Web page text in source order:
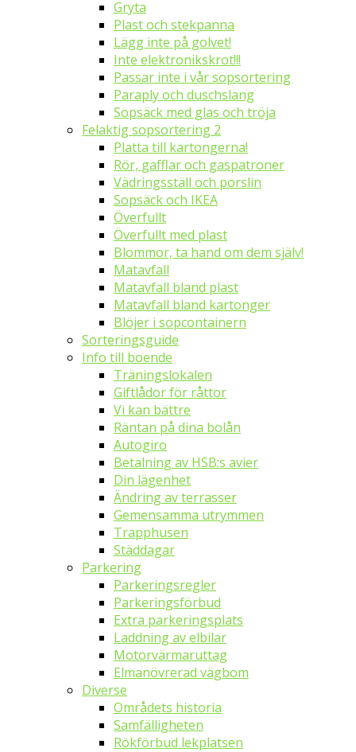
Gryta
Plast och stekpanna
Lägg inte på golvet!
Inte elektronikskrot!!!
Passar inte i vår sopsortering
Paraply och duschslang
Sopsäck med glas och tröja
Felaktig sopsortering 2
Platta till kartongerna!
Rör, gafflar och gaspatroner
Vädringsställ och porslin
Sopsäck och IKEA
Överfullt
Överfullt med plast
Blommor, ta hand om dem själv!
Matavfall
Matavfall bland plast
Matavfall bland kartonger
Blöjer i sopcontainern
Sorteringsguide
Info till boende
Träningslokalen
Giftlådor för råttor
Vi kan bättre
Räntan på dina bolån
Autogiro
Betalning av HSB:s avier
Din lägenhet
Ändring av terrasser
Gemensamma utrymmen
Trapphusen
Städdagar
Parkering
Parkeringsregler
Parkeringsförbud
Extra parkeringsplats
Laddning av elbilar
Motorvärmaruttag
Elmanövrerad vägbom
Diverse
Områdets historia
Samfälligheten
Rökförbud lekplatsen